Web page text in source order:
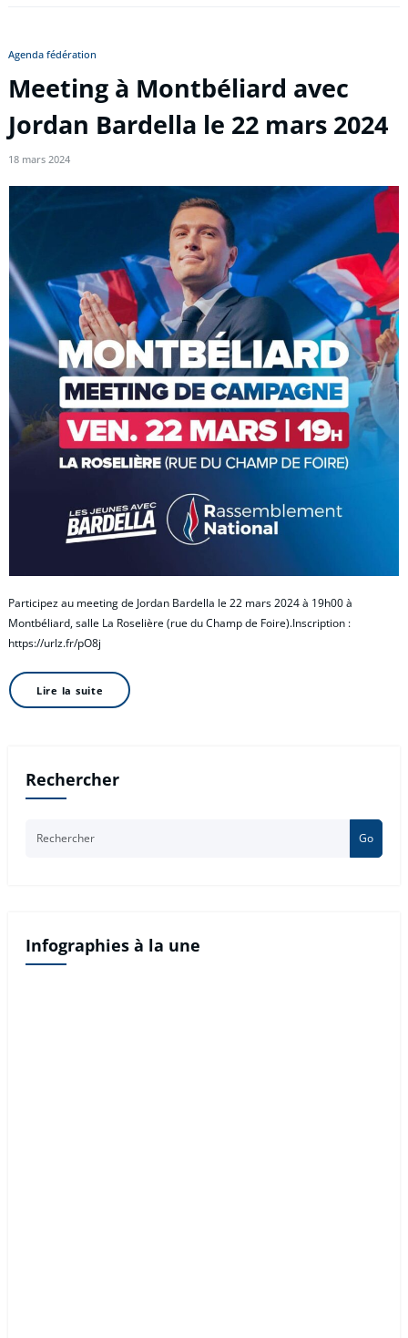
Agenda fédération
Meeting à Montbéliard avec
Jordan Bardella le 22 mars 2024
18 mars 2024
Participez au meeting de Jordan Bardella le 22 mars 2024 à 19h00 à
Montbéliard, salle La Roselière (rue du Champ de Foire).Inscription :
https://urlz.fr/pO8j
Lire la suite
Rechercher
Go
Infographies à la une